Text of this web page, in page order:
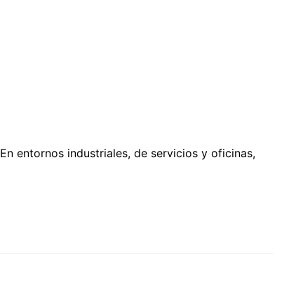
entornos industriales, de servicios y oficinas,